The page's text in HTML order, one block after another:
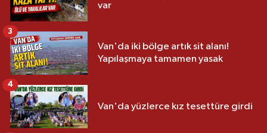
var
Van'da iki bölge artık sit alanı!
Yapılaşmaya tamamen yasak
3
Van'da yüzlerce kız tesettüre girdi
4